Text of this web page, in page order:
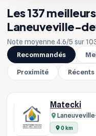
Les 137
Laneuveville-
Note moyenne 4.6/5 sur
Recommandés
Proximité Récents
Matecki
0 km